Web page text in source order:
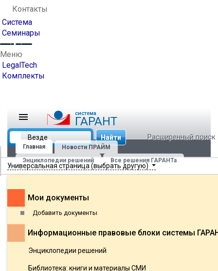
Контакты
Система
Семинары
Меню
LegalTech
Комплекты
cистема
ГАРАНТ
Найти Расширенный поиск
Главная
Новости ПРАЙМ
Энциклопедии решений
Все решения ГАРАНТа
Универсальная страница (выбрать другую)
Мои документы
Добавить документы
Информационные правовые блоки системы
Энциклопедии решений
Библиотека: книги и материалы СМИ